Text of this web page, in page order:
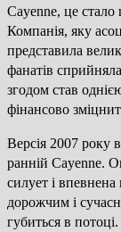
Cayenne, це
Компанія, яку
представила
фанатів
згодом став
фінансово
Версія 2007 року
ранній Cayenne.
силует і впевнена
дорожчим і
губиться в